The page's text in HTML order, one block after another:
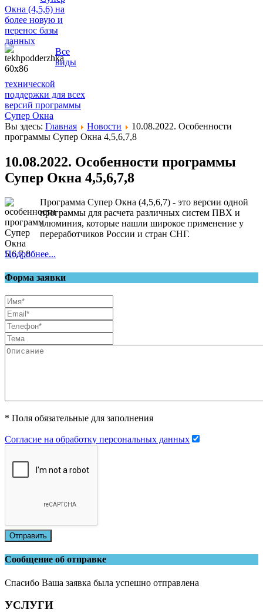
Окна (4,5,6) на
более новую и
перенос базы
данных
Все
виды
технической
поддержки для всех
версий программы
Супер Окна
Вы здесь: Главная Новости
10.08.2022. Особенности
программы Супер Окна 4,5,6,7,8
10.08.2022. Особенности программы
Супер Окна 4,5,6,7,8
Программа Супер Окна (4,5,6,7) - это версии одной
программы для расчета различных систем ПВХ и
алюминия, которые нашли широкое применение у
переработчиков России и стран СНГ.
Подробнее...
Форма заявки
* Поля обязательные для заполнения
Согласие на обработку персональных данных
Отправить
Сообщение об отправке
Спасибо Ваша заявка была успешно отправлена
УСЛУГИ